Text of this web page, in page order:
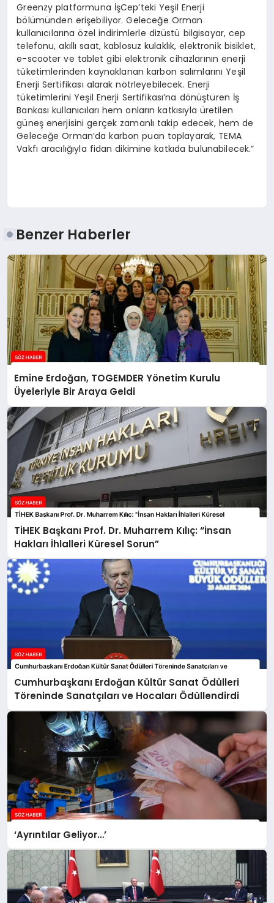
Greenzy platformuna İşCep’teki Yeşil Enerji
bölümünden erişebiliyor. Geleceğe Orman
kullanıcılarına özel indirimlerle dizüstü bilgisayar, cep
telefonu, akıllı saat, kablosuz kulaklık, elektronik bisiklet,
e-scooter ve tablet gibi elektronik cihazlarının enerji
tüketimlerinden kaynaklanan karbon salımlarını Yeşil
Enerji Sertifikası alarak nötrleyebilecek. Enerji
tüketimlerini Yeşil Enerji Sertifikası’na dönüştüren İş
Bankası kullanıcıları hem onların katkısıyla üretilen
güneş enerjisini gerçek zamanlı takip edecek, hem de
Geleceğe Orman’da karbon puan toplayarak, TEMA
Vakfı aracılığıyla fidan dikimine katkıda bulunabilecek.”
Benzer Haberler
Emine Erdoğan, TOGEMDER Yönetim Kurulu
Üyeleriyle Bir Araya Geldi
TİHEK Başkanı Prof. Dr. Muharrem Kılıç: “İnsan
Hakları İhlalleri Küresel Sorun”
Cumhurbaşkanı Erdoğan Kültür Sanat Ödülleri
Töreninde Sanatçıları ve Hocaları Ödüllendirdi
‘Ayrıntılar Geliyor…’